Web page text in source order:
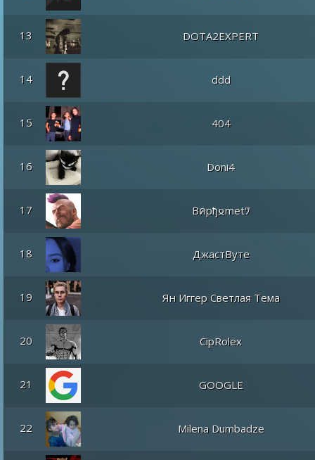
13 DOTA2EXPERT
14 ddd
15 404
16 Doni4
17 Bคpђ𐍉metﾂ
18 ДжастВуте
19 Ян Иггер Светлая Тема
20 CipRolex
21 GOOGLE
22 Milena Dumbadze